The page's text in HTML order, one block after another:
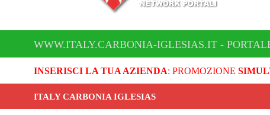
WWW.ITALY.CARBONIA-IGLESIAS.IT -
INSERISCI LA TUA AZIENDA: PROMOZIONE
ITALY CARBONIA IGLESIAS